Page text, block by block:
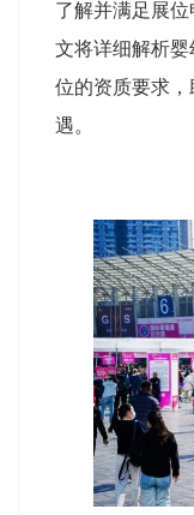
了解并满足展
文将详细解析
位的资质要求
遇。